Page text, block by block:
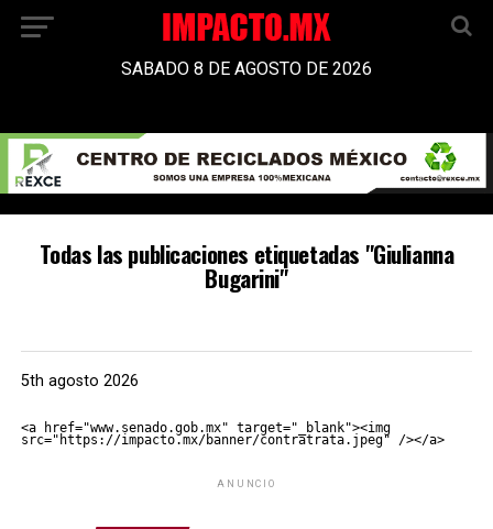
SABADO 8 DE AGOSTO DE 2026
Todas las publicaciones etiquetadas "Giulianna
Bugarini"
5th agosto 2026
<a href="www.senado.gob.mx" target="_blank"><img
src="https://impacto.mx/banner/contratrata.jpeg" /></a>
ANUNCIO